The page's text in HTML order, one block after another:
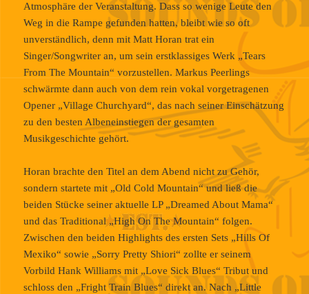
Atmosphäre der Veranstaltung. Dass so wenige Leute den
Weg in die Rampe gefunden hatten, bleibt wie so oft
unverständlich, denn mit Matt Horan trat ein
Singer/Songwriter an, um sein erstklassiges Werk „Tears
From The Mountain“ vorzustellen. Markus Peerlings
schwärmte dann auch von dem rein vokal vorgetragenen
Opener „Village Churchyard“, das nach seiner Einschätzung
zu den besten Albeneinstiegen der gesamten
Musikgeschichte gehört.
Horan brachte den Titel an dem Abend nicht zu Gehör,
sondern startete mit „Old Cold Mountain“ und ließ die
beiden Stücke seiner aktuelle LP „Dreamed About Mama“
und das Traditional „High On The Mountain“ folgen.
Zwischen den beiden Highlights des ersten Sets „Hills Of
Mexiko“ sowie „Sorry Pretty Shiori“ zollte er seinem
Vorbild Hank Williams mit „Love Sick Blues“ Tribut und
schloss den „Fright Train Blues“ direkt an. Nach „Little